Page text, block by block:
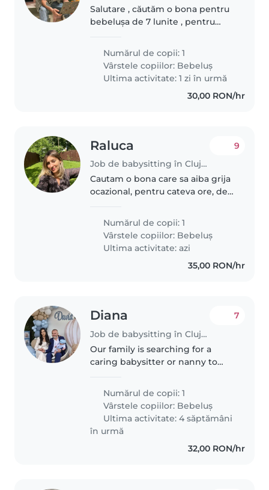
Salutare , căutăm o bona pentru
bebelușa de 7 lunite , pentru
Numărul de copii: 1
Vârstele copiilor: Bebeluș
Ultima activitate: 1 zi în urmă
30,00 RON/hr
Raluca
Job de babysitting în Cluj-Napoca
9
Cautam o bona care sa aiba grija
ocazional, pentru cateva ore, de
Numărul de copii: 1
Vârstele copiilor: Bebeluș
Ultima activitate: azi
35,00 RON/hr
Diana
Job de babysitting în Cluj-Napoca
7
Our family is searching for a
caring babysitter or nanny to
baby. Somebody who enjoys
making little ones laugh and
feels comfortable caring for a..
Numărul de copii: 1
Vârstele copiilor: Bebeluș
Ultima activitate: 4 săptămâni
în urmă
32,00 RON/hr